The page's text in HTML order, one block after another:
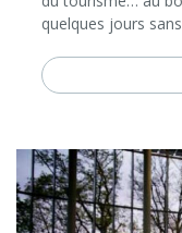
quelques jours